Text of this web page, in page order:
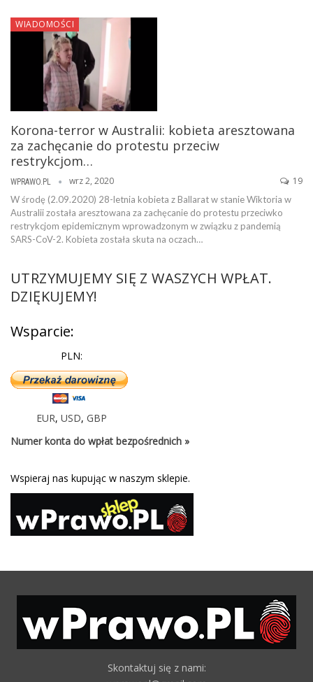
WIADOMOŚCI
Korona-terror w Australii: kobieta aresztowana
za zachęcanie do protestu przeciw
restrykcjom…
WPRAWO.PL wrz 2, 2020 19
W środę (2.09.2020) 28-letnia kobieta z Ballarat w stanie Wiktoria w
Australii została aresztowana za zachęcanie do protestu przeciwko
restrykcjom epidemicznym wprowadzonym w związku z pandemią
SARS-CoV-2. Kobieta została skuta na oczach…
UTRZYMUJEMY SIĘ Z WASZYCH WPŁAT.
DZIĘKUJEMY!
Wsparcie:
PLN:
EUR, USD, GBP
Numer konta do wpłat bezpośrednich »
Wspieraj nas kupując w naszym sklepie.
Skontaktuj się z nami: